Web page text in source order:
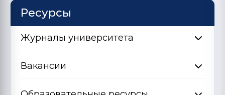
Ресурсы
Журналы университета
Вакансии